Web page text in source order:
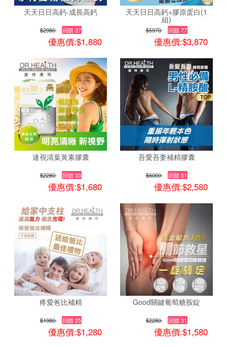
天天日日高鈣-成長高鈣
$2980 回饋 37
優惠價:$1,880
天天日日高鈣+膠原蛋白(1
組)
$5970 回饋 77
優惠價:$3,870
速視清葉黃素膠囊
$2280 回饋 33
優惠價:$1,680
吾愛吾妻補精膠囊
$6000 回饋 51
優惠價:$2,580
疼愛爸比補精
$1980 回饋 25
優惠價:$1,280
Good關鍵葡萄糖胺錠
$2280 回饋 31
優惠價:$1,580